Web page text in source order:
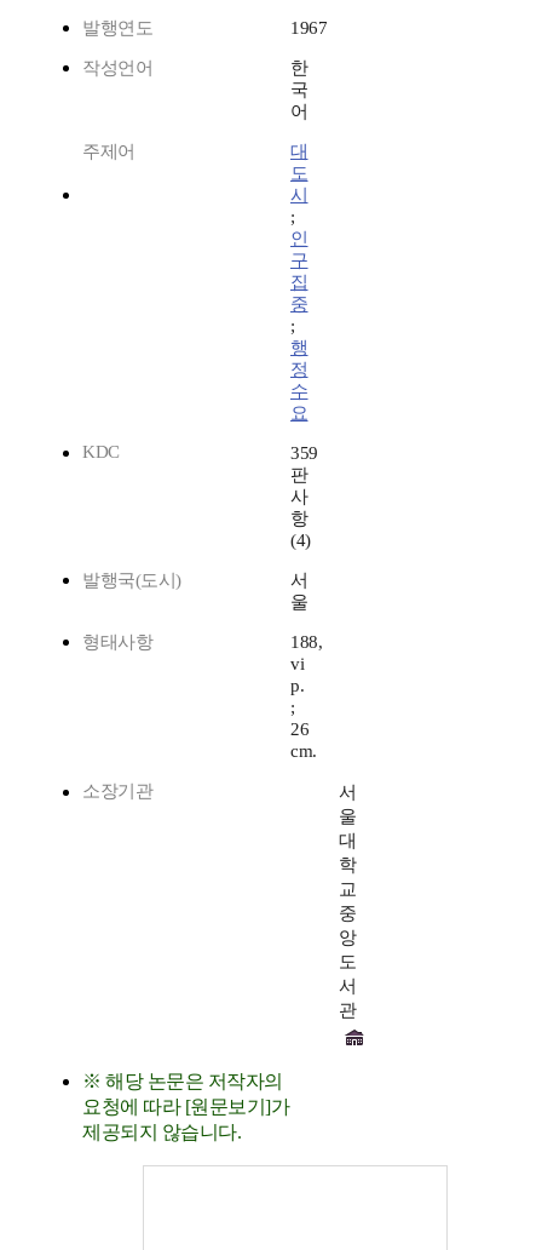
발행연도 1967
작성언어
한
국
어
주제어
대
도
시
;
인
구
집
중
;
행
정
수
요
KDC
359
판
사
항
(4)
발행국(도시)
서
울
형태사항
188,
vi
p.
;
26
cm.
소장기관
서
울
대
학
교
중
앙
도
서
관
※ 해당 논문은 저작자의
요청에 따라 [원문보기]가
제공되지 않습니다.